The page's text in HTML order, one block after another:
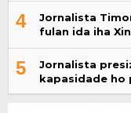
4
Jornalista
fulan ida iha
5
Jornalista
kapasidade ho